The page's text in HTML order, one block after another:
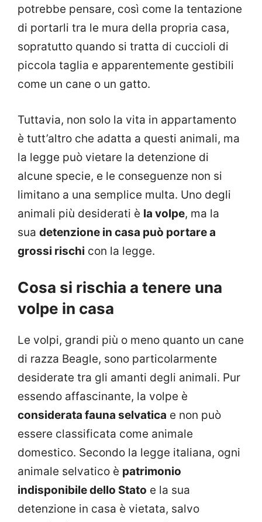
potrebbe pensare, così come la tentazione
di portarli tra le mura della propria casa,
sopratutto quando si tratta di cuccioli di
piccola taglia e apparentemente gestibili
come un cane o un gatto.
Tuttavia, non solo la vita in appartamento
è tutt’altro che adatta a questi animali, ma
la legge può vietare la detenzione di
alcune specie, e le conseguenze non si
limitano a una semplice multa. Uno degli
animali più desiderati è la volpe, ma la
sua detenzione in casa può portare a
grossi rischi con la legge.
Cosa si rischia a tenere una
volpe in casa
Le volpi, grandi più o meno quanto un cane
di razza Beagle, sono particolarmente
desiderate tra gli amanti degli animali. Pur
essendo affascinante, la volpe è
considerata fauna selvatica e non può
essere classificata come animale
domestico. Secondo la legge italiana, ogni
animale selvatico è patrimonio
indisponibile dello Stato e la sua
detenzione in casa è vietata, salvo